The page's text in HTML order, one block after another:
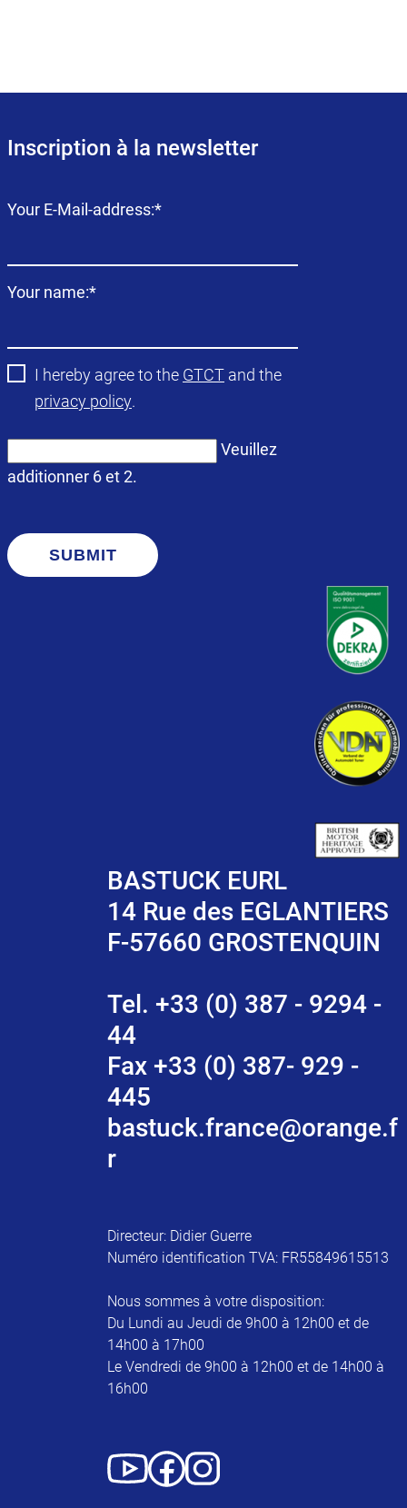
Inscription à la newsletter
Champ
Your E-Mail-address:*
Champ
Your name:*
I hereby agree to the GTCT and the
privacy policy.
Veuillez
additionner 6 et 2.
SUBMIT
BASTUCK EURL
14 Rue des EGLANTIERS
F-57660 GROSTENQUIN
Tel. +33 (0) 387 - 9294 -
44
Fax +33 (0) 387- 929 -
445
bastuck.france@orange.f
r
Directeur: Didier Guerre
Numéro identification TVA: FR55849615513
Nous sommes à votre disposition:
Du Lundi au Jeudi de 9h00 à 12h00 et de
14h00 à 17h00
Le Vendredi de 9h00 à 12h00 et de 14h00 à
16h00